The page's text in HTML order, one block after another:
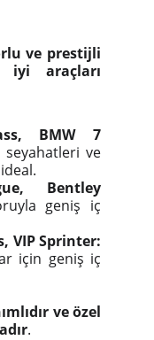
ve prestijli
araçları
BMW 7
seyahatleri ve
Bentley
geniş iç
VIP Sprinter:
için geniş iç
ve özel
.